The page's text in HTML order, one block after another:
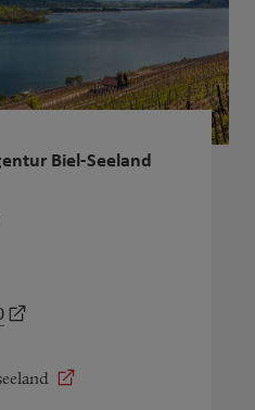
Biel-Seeland